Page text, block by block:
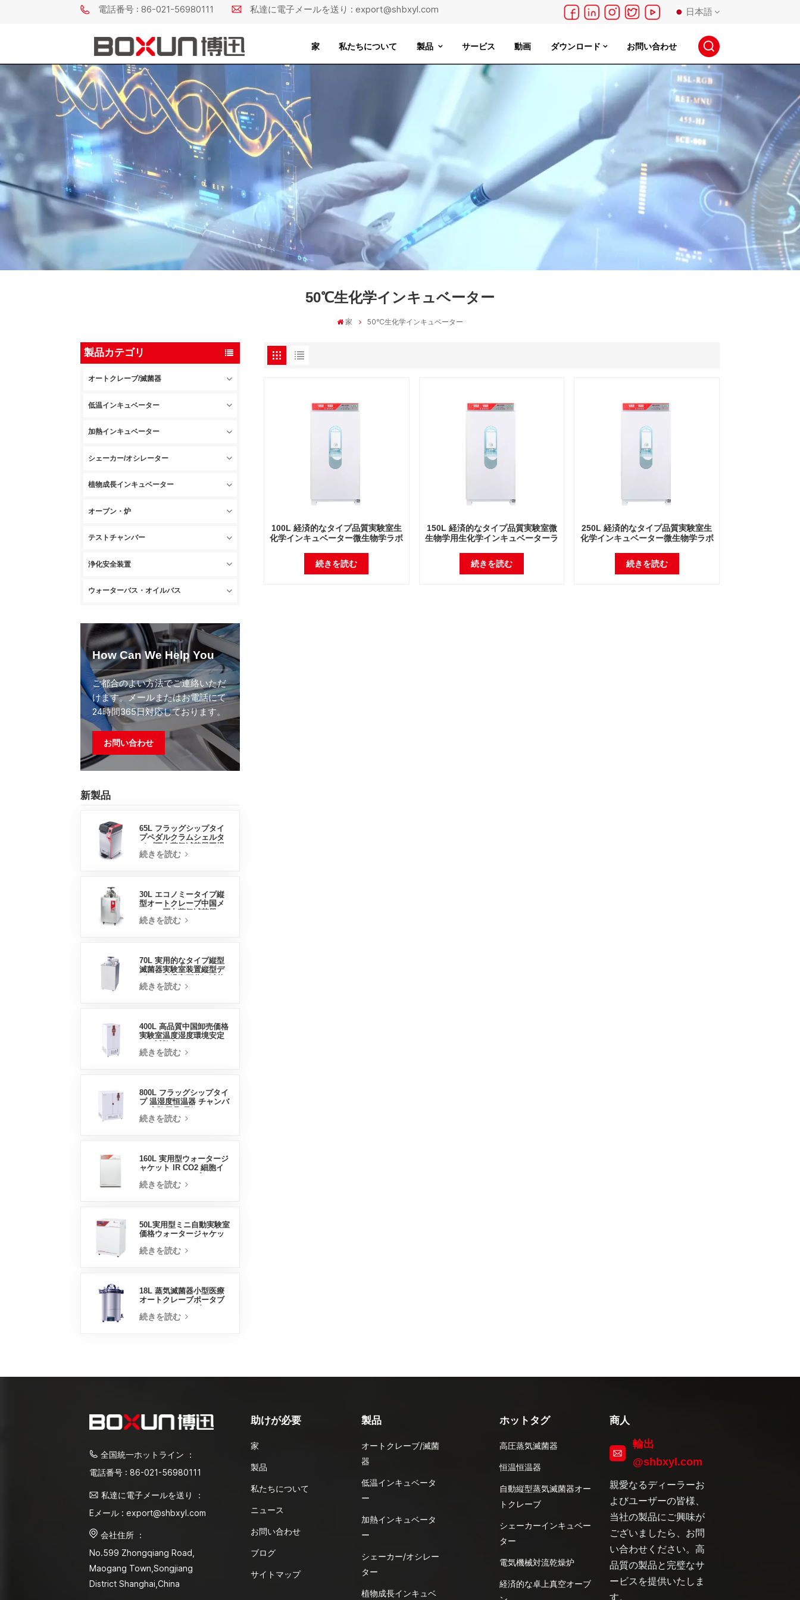
電話番号 : 86-021-56980111 私達に電子メールを送り : export@shbxyl.com 日本語
English
français
русский
español
português
日本語
家 私たちについて 製品 サービス 動画 ダウンロード お問い合わせ
50℃生化学インキュベーター
家 50℃生化学インキュベーター
製品カテゴリ
オートクレーブ/滅菌器
低温インキュベーター
加熱インキュベーター
シェーカー/オシレーター
植物成長インキュベーター
オーブン・炉
テストチャンバー
浄化安全装置
ウォーターバス・オイルバス
How Can We Help You
ご都合のよい方法でご連絡いただ
けます。メールまたはお電話にて
24時間365日対応しております。
お問い合わせ
新製品
65L フラッグシップタイ
プペダルクラムシェルタ
直販中国工場
続きを読む
30L エコノミータイプ縦
型オートクレーブ中国メ
続きを読む
70L 実用的なタイプ縦型
滅菌器実験室装置縦型デ
器
続きを読む
400L 高品質中国卸売価格
実験室温度湿度環境安定
続きを読む
800L フラッグシップタイ
プ 温湿度恒温器 チャンバ
ベーター
続きを読む
160L 実用型ウォータージ
ャケット IR CO2 細胞イ
ッショナル工場ラボイン
続きを読む
50L実用型ミニ自動実験室
価格ウォータージャケッ
続きを読む
18L 蒸気滅菌器小型医療
オートクレーブポータブ
続きを読む
100L 経済的なタイプ品質実験室生
化学インキュベーター微生物学ラボ
インキュベーター
続きを読む
150L 経済的なタイプ品質実験室微
生物学用生化学インキュベーターラ
度インキュベーター
続きを読む
250L 経済的なタイプ品質実験室生
化学インキュベーター微生物学ラボ
インキュベーター
続きを読む
全国統一ホットライン ：
電話番号 : 86-021-56980111
私達に電子メールを送り ：
Eメール : export@shbxyl.com
会社住所 ：
No.599 Zhongqiang Road,
Maogang Town,Songjiang
District Shanghai,China
助けが必要
家
製品
私たちについて
ニュース
お問い合わせ
ブログ
サイトマップ
製品
オートクレーブ/滅菌
器
低温インキュベータ
ー
加熱インキュベータ
ー
シェーカー/オシレー
ター
植物成長インキュベ
ホットタグ
高圧蒸気滅菌器
恒温恒温器
自動縦型蒸気滅菌器オー
トクレーブ
シェーカーインキュベー
ター
電気機械対流乾燥炉
経済的な卓上真空オーブ
商人
輸出
@shbxyl.com
親愛なるディーラーお
よびユーザーの皆様、
当社の製品にご興味が
ございましたら、お問
い合わせください。高
品質の製品と完璧なサ
ービスを提供いたしま
す。